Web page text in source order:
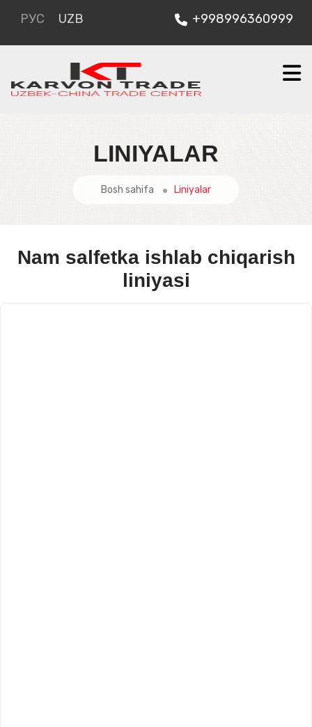
РУС UZB +998996360999
LINIYALAR
Bosh sahifa Liniyalar
Nam salfetka ishlab chiqarish
liniyasi